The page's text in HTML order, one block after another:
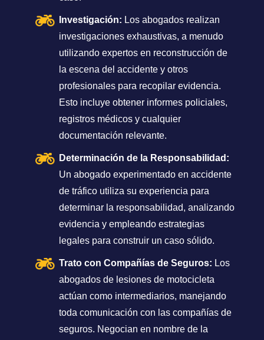
Investigación: Los abogados realizan
investigaciones exhaustivas, a menudo
utilizando expertos en reconstrucción de
la escena del accidente y otros
profesionales para recopilar evidencia.
Esto incluye obtener informes policiales,
registros médicos y cualquier
documentación relevante.
Determinación de la Responsabilidad:
Un abogado experimentado en accidente
de tráfico utiliza su experiencia para
determinar la responsabilidad, analizando
evidencia y empleando estrategias
legales para construir un caso sólido.
Trato con Compañías de Seguros: Los
abogados de lesiones de motocicleta
actúan como intermediarios, manejando
toda comunicación con las compañías de
seguros. Negocian en nombre de la